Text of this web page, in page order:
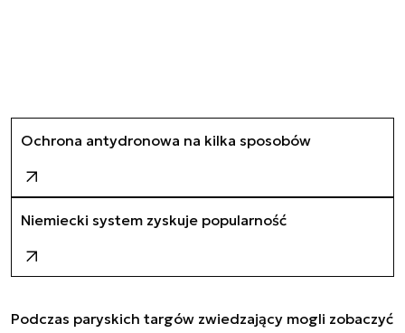
Ochrona antydronowa na kilka sposobów
Niemiecki system zyskuje popularność
Podczas paryskich targów zwiedzający mogli zobaczyć